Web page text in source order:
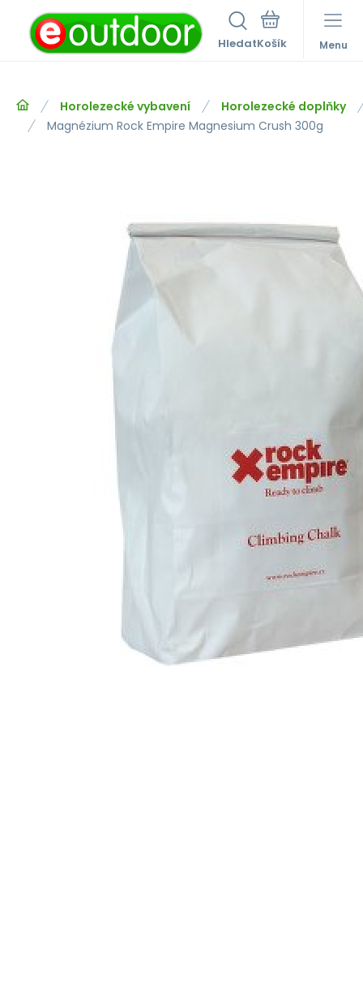
Hledat Menu
Horolezecké vybavení
Horolezecké doplňky
Magnézium Rock Empire Magnesium Crush 300g